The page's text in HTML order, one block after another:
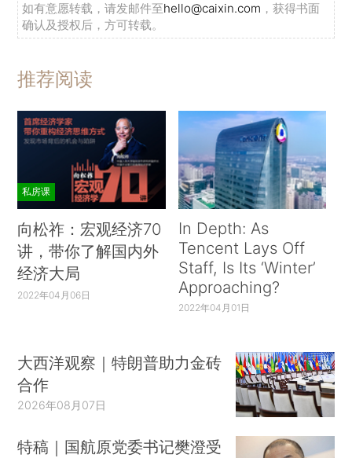
如有意愿转载，请发邮件至hello@caixin.com ，获得书面
确认及授权后，方可转载。
推荐阅读
私房课
向松祚：宏观经济70
讲，带你了解国内外
经济大局
2022年04月06日
In Depth: As
Tencent Lays Off
Staff, Is Its ‘Winter’
Approaching?
2022年04月01日
大西洋观察｜特朗普助力金砖
合作
2026年08月07日
特稿｜国航原党委书记樊澄受